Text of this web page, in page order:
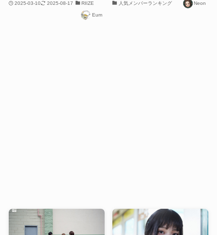
2025-03-10 2025-08-17 RIIZE
Eum
人気メンバーランキング Neon